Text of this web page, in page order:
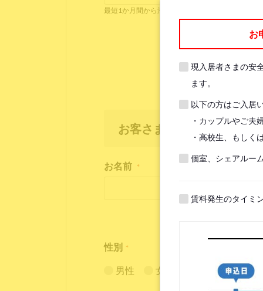
最短1か月間から滞在可能です。
お客さま情報
お名前 *
性別 *
男性 女性
お
現入居者さまの安
ます。
以下の方はご入居
・カップルやご夫
・高校生、もしく
個室、シェアルー
賃料発生のタイミ